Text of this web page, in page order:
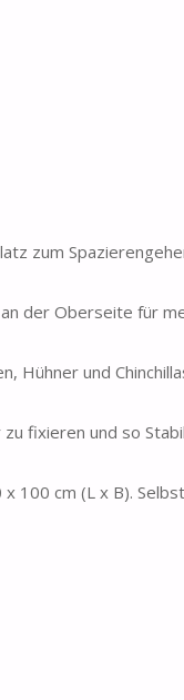
zum
der Oberseite für
Hühner und
fixieren und so
100 cm (L x B).